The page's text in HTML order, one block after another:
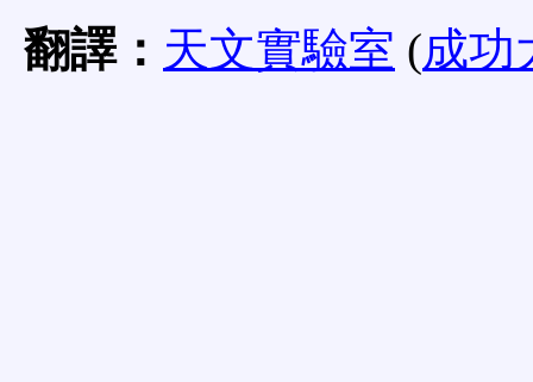
翻譯： 天文實驗室 (成功